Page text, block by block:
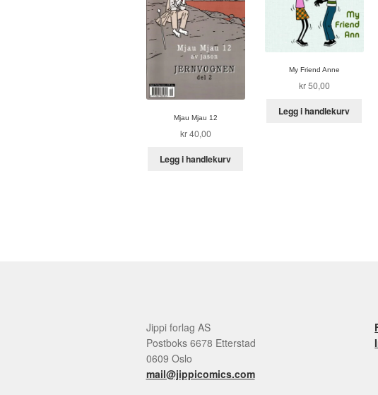
Mjau Mjau 12
kr40,00
Legg i handlekurv
My Friend Anne
kr50,00
Legg i handlekurv
Jippi forlag AS
Postboks 6678 Etterstad
0609 Oslo
mail@jippicomics.com